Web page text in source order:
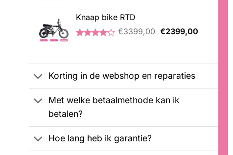
5.00
op 5
gebaseerd
op
klantbeoordeling
Knaap bike RTD
klantbeoordelingen
€3399,00 Oorspronkelijke
€2399,00Huidige
Korting in de webshop en reparaties
Met welke betaalmethode kan ik
betalen?
Hoe lang heb ik garantie?